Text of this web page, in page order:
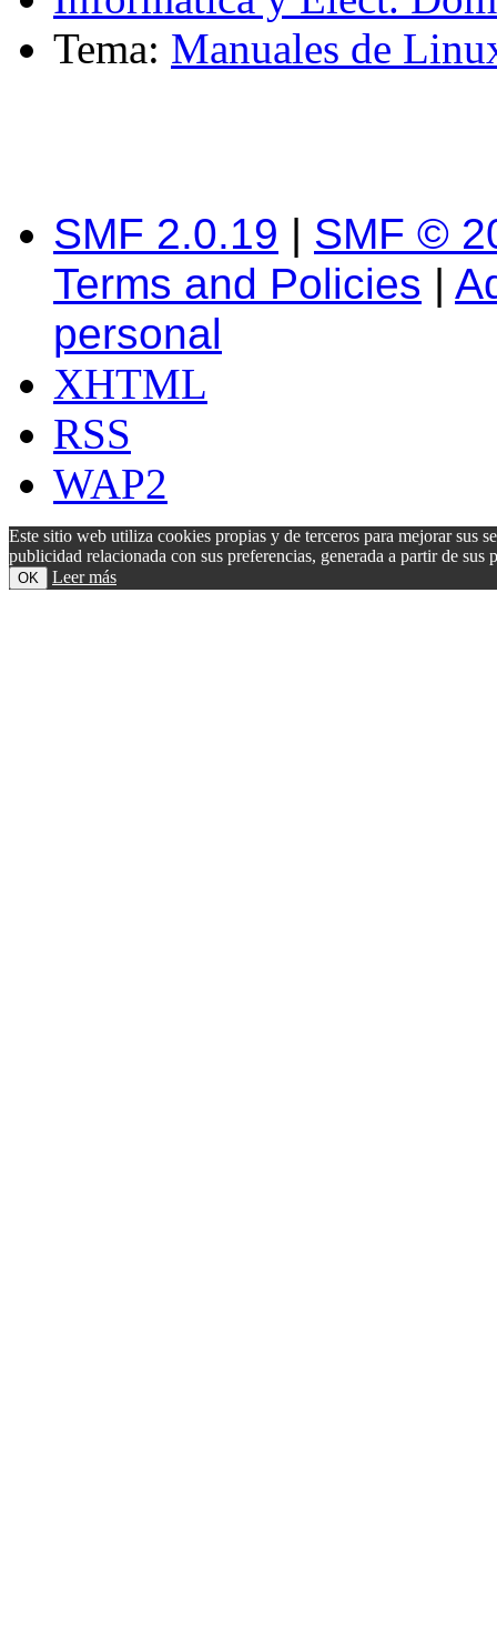
Tema: Manuales de
SMF 2.0.19 | SMF ©
Terms and Policies |
personal
XHTML
RSS
WAP2
Este sitio web utiliza cookies propias y de terceros para mejorar sus
publicidad relacionada con sus preferencias, generada a partir de
OK Leer más